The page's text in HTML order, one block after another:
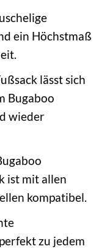
ein Höchstmaß
lässt sich
Bugaboo
wieder
ist mit allen
kompatibel.
zu jedem